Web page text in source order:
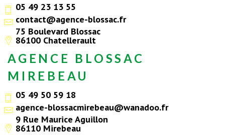
05 49 23 13 55
contact@agence-blossac.fr
75 Boulevard Blossac
86100 Chatellerault
AGENCE BLOSSAC
MIREBEAU
05 49 50 59 18
agence-blossacmirebeau@wanadoo.fr
9 Rue Maurice Aguillon
86110 Mirebeau